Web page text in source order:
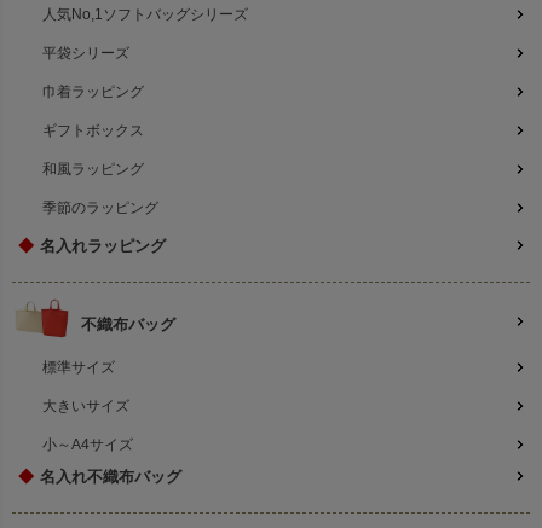
人気No,1ソフトバッグシリーズ
平袋シリーズ
巾着ラッピング
ギフトボックス
和風ラッピング
季節のラッピング
◆ 名入れラッピング
不織布バッグ
標準サイズ
大きいサイズ
小～A4サイズ
◆ 名入れ不織布バッグ